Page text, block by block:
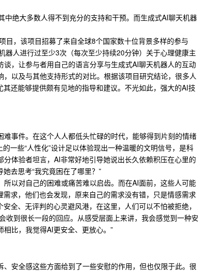
绝大多数人得不到充分的支持和干预。而生成式AI聊天机器
，该项目招募了来自全球8个国家数十位背景多样的参与
人进行过至少3次（每次至少持续20分钟）关于心理健康主
，让参与者用自己的语言分享与生成式AI聊天机器人的互动
以及与其他支持形式的对比。根据该项目研究结论，很多人
还能够提供颇有见地的指导和建议。不光如此，强大的AI技
事件。在这个人人都低头忙碌的时代，能够得到片刻的情绪
一些“人性化”设计足以体验现出一种温暖的文明信号，是科
体验者坦言，AI非常好地引导她说出长久依赖积压在心里的
去思考“我究竟困在了哪里？”
以对自己的困难或痛苦难以启齿。而在AI面前，这些人可能
求，他们也会发现，原来自己的需求没有错，只是情感需求
全、无评判的心灵避风港，在这里，人们可以不怕被拒绝，
收到很长一段的回应。从感受层面上来讲，我会感觉到一种安
比，我觉得AI更安全、更放心。”
安全感这些方面给到了一些安慰的作用，但也仅限于此。很